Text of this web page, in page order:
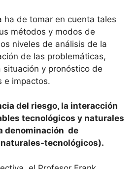
ha de tomar en cuenta tales
métodos y modos de
niveles de análisis de la
de las problemáticas,
situación y pronóstico de
e impactos.
del riesgo, la interacción
tecnológicos y naturales
denominación de
tecnológicos).